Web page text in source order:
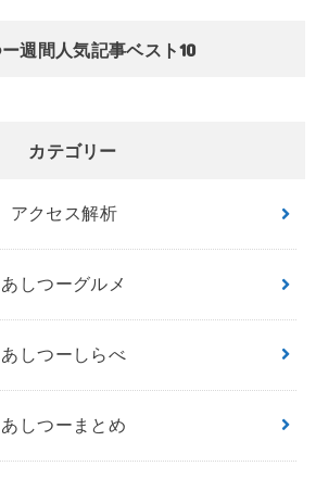
週間人気記事ベスト10
カテゴリー
アクセス解析
あしつーグルメ
あしつーしらべ
あしつーまとめ